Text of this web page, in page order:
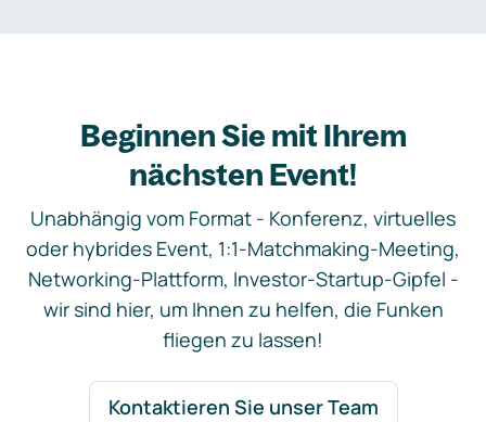
Beginnen Sie mit Ihrem
nächsten Event!
Unabhängig vom Format - Konferenz, virtuelles
oder hybrides Event, 1:1-Matchmaking-Meeting,
Networking-Plattform, Investor-Startup-Gipfel -
wir sind hier, um Ihnen zu helfen, die Funken
fliegen zu lassen!
Kontaktieren Sie unser Team